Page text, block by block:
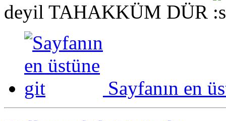
deyil TAHAKKÜM DÜR
Sayfanın en